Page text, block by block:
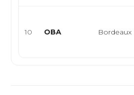
10 OBA Bordeaux